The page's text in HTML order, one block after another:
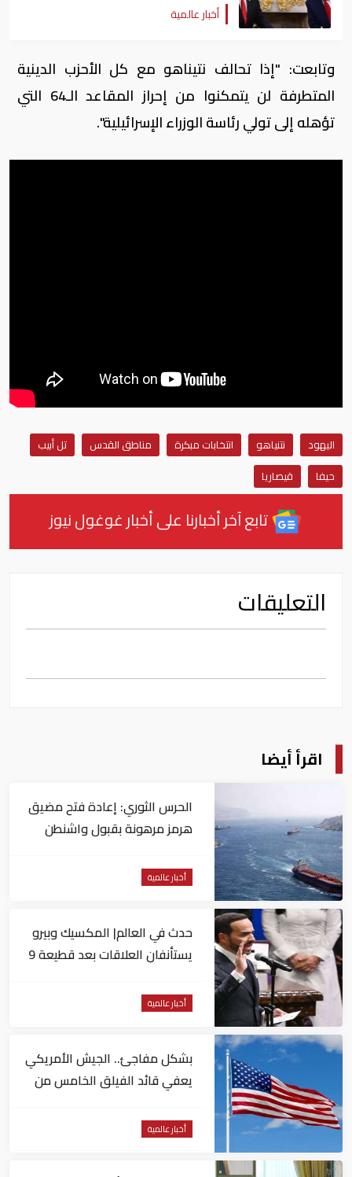
أخبار عالمية
وتابعت: "إذا تحالف نتيناهو مع كل الأحزب الدينية
المتطرفة لن يتمكنوا من إحراز المقاعد الـ64 التي
تؤهله إلى تولي رئاسة الوزراء الإسرائيلية".
اليهود نتنياهو انتخابات مبكرة مناطق القدس
تل أبيب
حيفا
قيصاريا
تابع آخر أخبارنا على أخبار غوغول نيوز
التعليقات
اقرأ أيضا
الحرس الثوري: إعادة فتح مضيق
هرمز مرهونة بقبول واشنطن
أخبار عالمية
حدث في العالم| المكسيك وبيرو
يستأنفان العلاقات بعد قطيعة 9
لكولومبيا
أخبار عالمية
بشكل مفاجئ.. الجيش الأمريكي
يعفي قائد الفيلق الخامس من
أخبار عالمية